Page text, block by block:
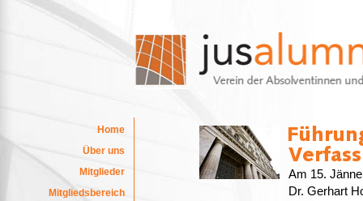
Home
Über uns
Mitglieder
Mitgliedsbereich
Am 15.
Dr. Gerhart